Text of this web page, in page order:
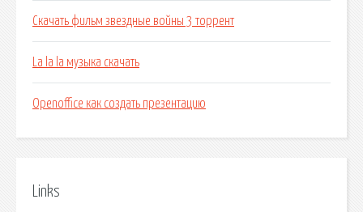
Скачать фильм звездные войны 3 торрент
La la la музыка скачать
Openoffice как создать презентацию
Links